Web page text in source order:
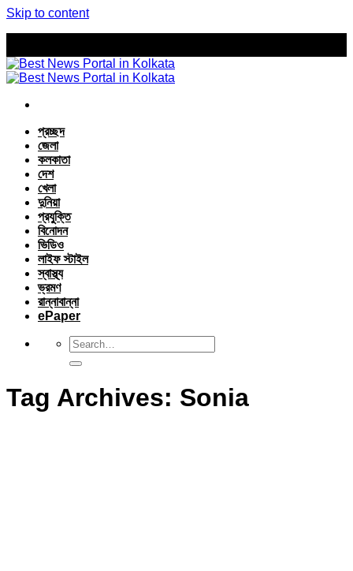
Skip to content
প্রচ্ছদ
জেলা
কলকাতা
দেশ
খেলা
দুনিয়া
প্রযুক্তি
বিনোদন
ভিডিও
লাইফ স্টাইল
স্বাস্থ্য
ভ্রমণ
রান্নাবান্না
ePaper
Tag Archives: Sonia